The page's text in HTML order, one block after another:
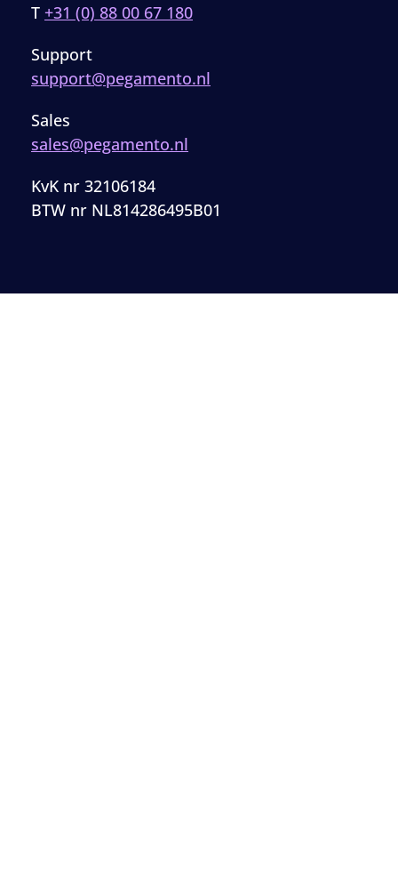
T +31 (0) 88 00 67 180
Support
support@pegamento.nl
Sales
sales@pegamento.nl
KvK nr 32106184
BTW nr NL814286495B01